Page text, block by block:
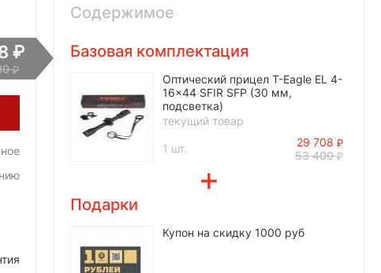
Содержимое
Базовая комплектация
Оптический прицел T-Eagle EL 4-
16x44 SFIR SFP (30 мм,
подсветка)
текущий товар
1 шт.
29 708
53 400
Подарки
Купон на скидку 1000 руб